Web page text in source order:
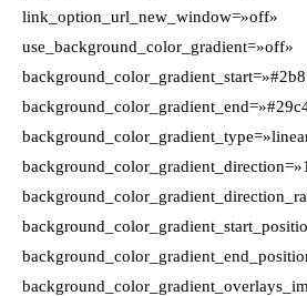
link_option_url_new_window=»off»
use_background_color_gradient=»off»